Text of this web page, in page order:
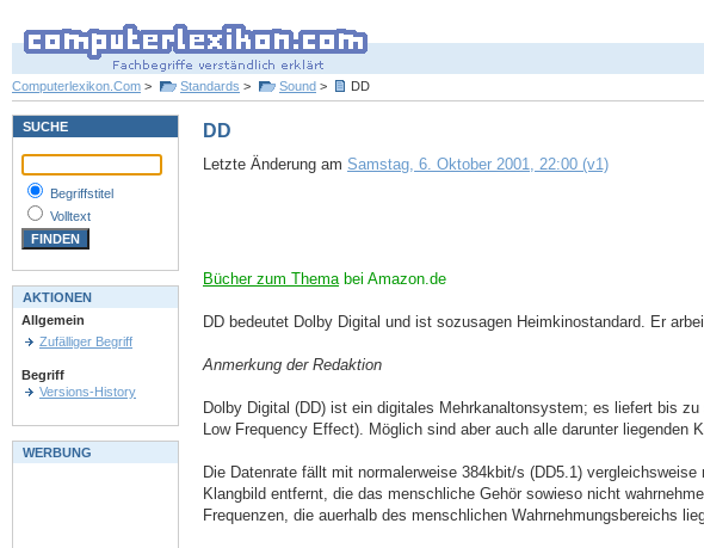
Computerlexikon.Com > Standards > Sound > DD
DD
Letzte Änderung am Samstag, 6. Oktober 2001, 22:00 (v1)
Bücher zum Themabei Amazon.de
DD bedeutet Dolby Digital und ist sozusagen Heimkinostandard. Er
Anmerkung der Redaktion
Dolby Digital (DD) ist ein digitales Mehrkanaltonsystem; es liefert bis
Low Frequency Effect). Möglich sind aber auch alle darunter liegenden
Die Datenrate fällt mit normalerweise 384kbit/s (DD5.1)
Klangbild entfernt, die das menschliche Gehör sowieso nicht
Frequenzen, die auerhalb des menschlichen Wahrnehmungsbereichs
SUCHE
Begriffstitel
Volltext
AKTIONEN
Allgemein
Zufälliger Begriff
Begriff
Versions-History
WERBUNG